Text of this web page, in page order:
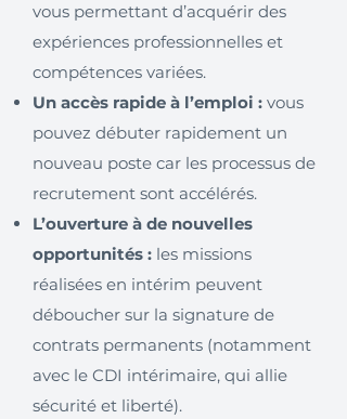
vous permettant d’acquérir des
expériences professionnelles et
compétences variées.
Un accès rapide à l’emploi : vous
pouvez débuter rapidement un
nouveau poste car les processus de
recrutement sont accélérés.
L’ouverture à de nouvelles
opportunités : les missions
réalisées en intérim peuvent
déboucher sur la signature de
contrats permanents (notamment
avec le CDI intérimaire, qui allie
sécurité et liberté).